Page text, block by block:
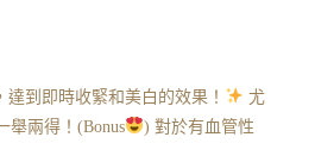
到即時收緊和美白的效果！
尤
舉兩得！(Bonus
) 對於有血管性